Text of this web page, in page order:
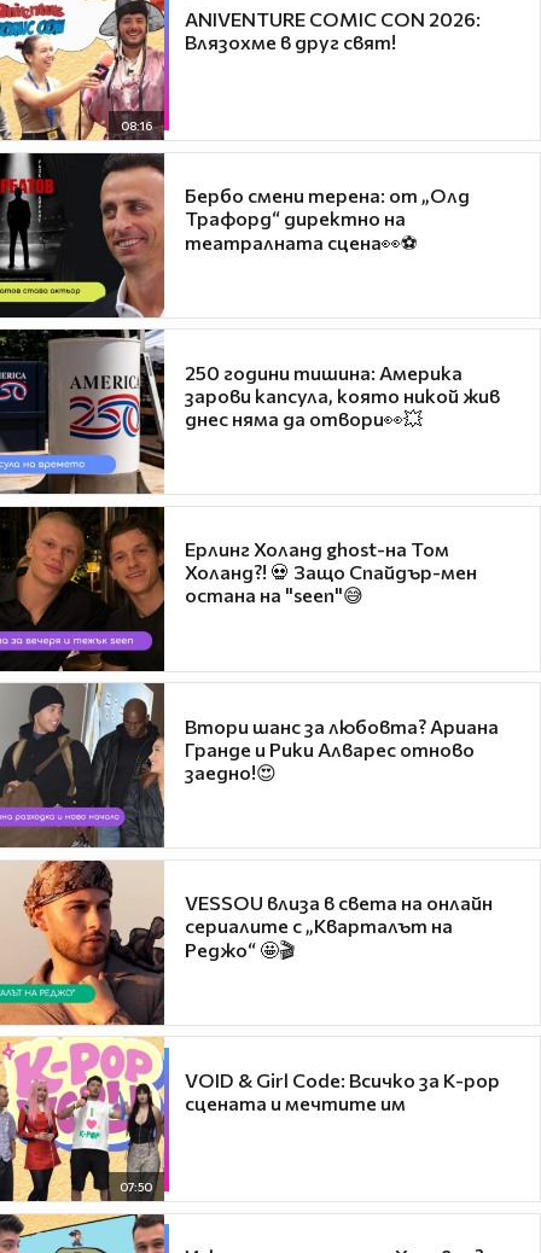
08:16
ANIVENTURE COMIC CON 2026:
Влязохме в друг свят!
Бербо смени терена: от „Олд
Трафорд“ директно на
театралната сцена👀⚽
250 години тишина: Америка
зарови капсула, която никой жив
днес няма да отвори👀💥
Ерлинг Холанд ghost-на Том
Холанд?! 💀 Защо Спайдър-мен
остана на "seen"😅
Втори шанс за любовта? Ариана
Гранде и Рики Алварес отново
заедно!😍
VESSOU влиза в света на онлайн
сериалите с „Кварталът на
Реджо“ 🤩🎬
07:50
VOID & Girl Code: Всичко за K-pop
сцената и мечтите им